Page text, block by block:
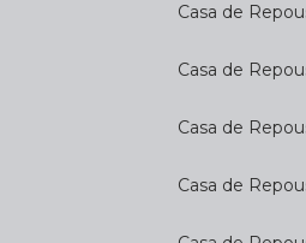
Casa de
Casa de
Casa de
Casa de